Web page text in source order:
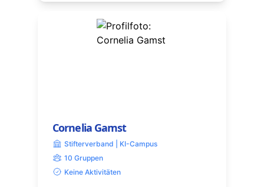
Cornelia Gamst
Stifterverband | KI-Campus
10 Gruppen
Keine Aktivitäten